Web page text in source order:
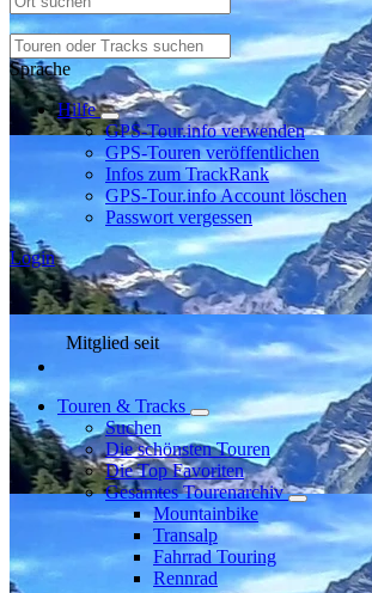
Sprache
Hilfe
GPS-Tour.info verwenden
GPS-Touren veröffentlichen
Infos zum TrackRank
GPS-Tour.info Account löschen
Passwort vergessen
Login
Mitglied seit
Touren & Tracks
Suchen
Die schönsten Touren
Die Top Favoriten
Gesamtes Tourenarchiv
Mountainbike
Transalp
Fahrrad Touring
Rennrad